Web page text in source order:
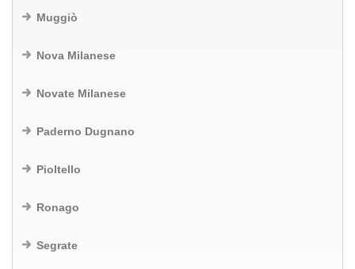
Muggiò
Nova Milanese
Novate Milanese
Paderno Dugnano
Pioltello
Ronago
Segrate